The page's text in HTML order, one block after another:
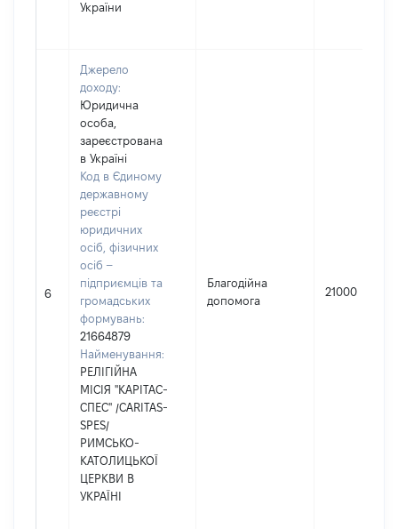
України
6
Джерело
доходу:
Юридична
особа,
зареєстрована
в Україні
Код в Єдиному
державному
реєстрі
юридичних
осіб, фізичних
осіб –
підприємців та
громадських
формувань:
21664879
Найменування:
РЕЛІГІЙНА
МІСІЯ "КАРІТАС-
СПЕС" /CARITAS-
SPES/
РИМСЬКО-
КАТОЛИЦЬКОЇ
ЦЕРКВИ В
УКРАЇНІ
Благодійна
допомога
21000